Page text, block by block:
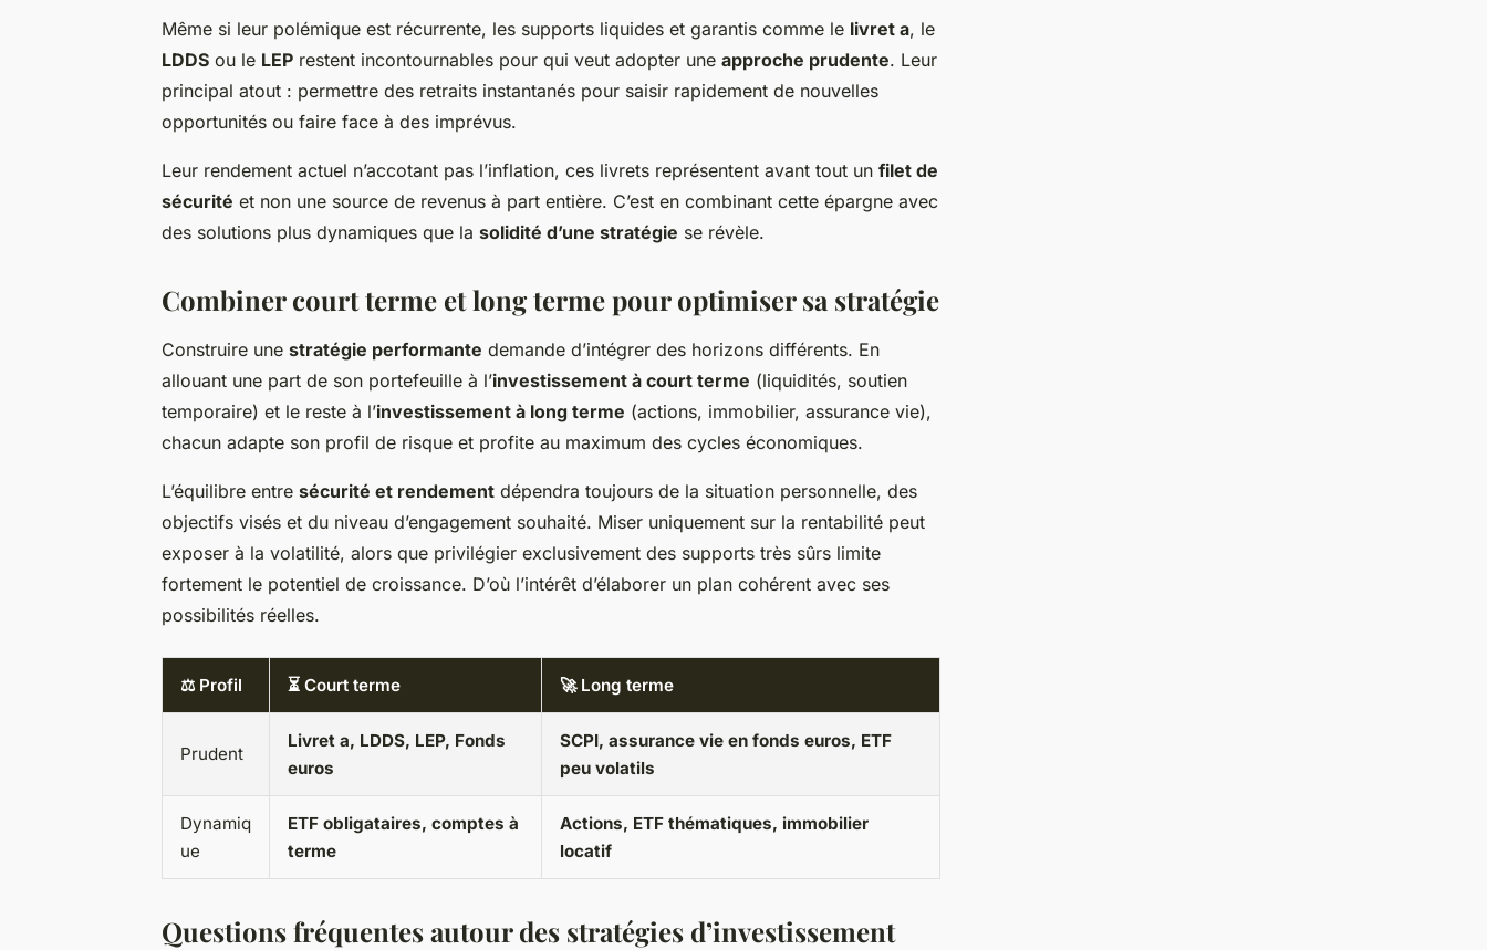
Même si leur polémique est récurrente, les supports liquides et garantis comme le livret a, le
LDDS ou le LEP restent incontournables pour qui veut adopter une approche prudente. Leur
principal atout : permettre des retraits instantanés pour saisir rapidement de nouvelles
opportunités ou faire face à des imprévus.
Leur rendement actuel n’accotant pas l’inflation, ces livrets représentent avant tout un filet de
sécurité et non une source de revenus à part entière. C’est en combinant cette épargne avec
des solutions plus dynamiques que la solidité d’une stratégie se révèle.
Combiner court terme et long terme pour optimiser sa stratégie
Construire une stratégie performante demande d’intégrer des horizons différents. En
allouant une part de son portefeuille à l’investissement à court terme (liquidités, soutien
temporaire) et le reste à l’investissement à long terme (actions, immobilier, assurance vie),
chacun adapte son profil de risque et profite au maximum des cycles économiques.
L’équilibre entre sécurité et rendement dépendra toujours de la situation personnelle, des
objectifs visés et du niveau d’engagement souhaité. Miser uniquement sur la rentabilité peut
exposer à la volatilité, alors que privilégier exclusivement des supports très sûrs limite
fortement le potentiel de croissance. D’où l’intérêt d’élaborer un plan cohérent avec ses
possibilités réelles.
⚖️ Profil ⏳ Court terme 🚀 Long terme
Prudent
Livret a, LDDS, LEP, Fonds
euros
SCPI, assurance vie en fonds euros, ETF
peu volatils
Dynamiq
ue
ETF obligataires, comptes à
terme
Actions, ETF thématiques, immobilier
locatif
Questions fréquentes autour des stratégies d’investissement